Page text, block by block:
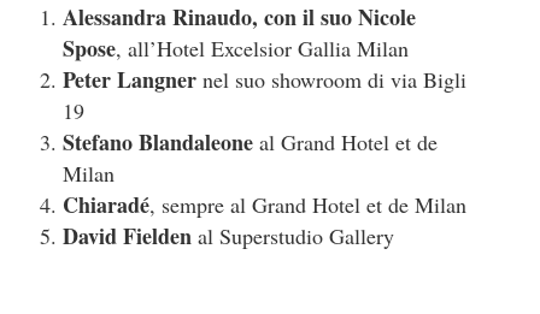
Alessandra Rinaudo, con il suo Nicole
Spose, all’Hotel Excelsior Gallia Milan
Peter Langnernel suo showroom di via Bigli
19
Stefano Blandaleoneal Grand Hotel et de
Milan
Chiaradé, sempre al Grand Hotel et de Milan
David Fieldenal Superstudio Gallery